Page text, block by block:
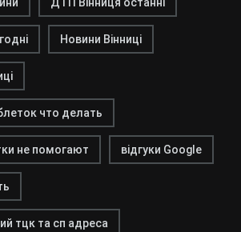
Новини Вінниці
что делать
не помогают відгуки Google
тцк та сп адреса